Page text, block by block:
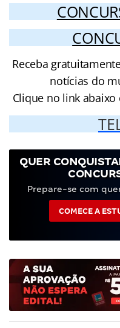
Receba
notícias do
Clique no link
QUER
Prepare-se com
COMECE A